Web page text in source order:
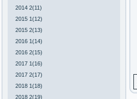
2014 2(11)
2015 1(12)
2015 2(13)
2016 1(14)
2016 2(15)
2017 1(16)
2017 2(17)
2018 1(18)
2018 2(19)